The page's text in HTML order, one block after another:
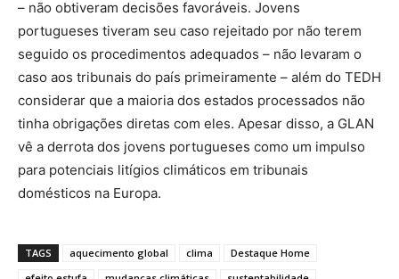
– não obtiveram decisões favoráveis. Jovens
portugueses tiveram seu caso rejeitado por não terem
seguido os procedimentos adequados – não levaram o
caso aos tribunais do país primeiramente – além do TEDH
considerar que a maioria dos estados processados não
tinha obrigações diretas com eles. Apesar disso, a GLAN
vê a derrota dos jovens portugueses como um impulso
para potenciais litígios climáticos em tribunais
domésticos na Europa.
TAGS aquecimento global clima
Destaque Home